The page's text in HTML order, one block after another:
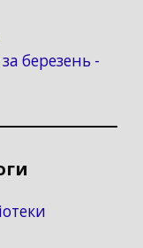
березень -